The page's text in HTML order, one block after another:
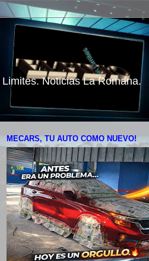
Noticias La Romana.
MECARS, TU AUTO COMO NUEVO!